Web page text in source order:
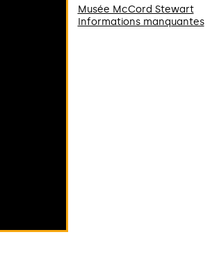
Musée McCord Stewart
Informations manquantes